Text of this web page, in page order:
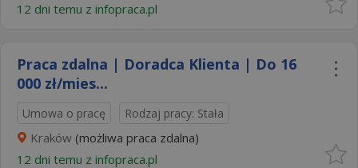
12 dni temu z infopraca.pl
Praca zdalna | Doradca Klienta | Do 16
000 zł/mies...
Umowa o pracę Rodzaj pracy: Stała
Kraków (możliwa praca zdalna)
12 dni temu z infopraca.pl